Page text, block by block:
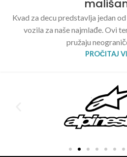
Kvad za decu predstavlja jedan
vozila za naše najmlađe. Ovi
pružaju
PROČITAJ